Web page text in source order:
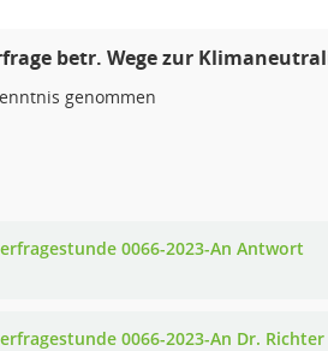
betr. Wege zur
genommen
0066-2023-An Antwort
0066-2023-An Dr. Richter